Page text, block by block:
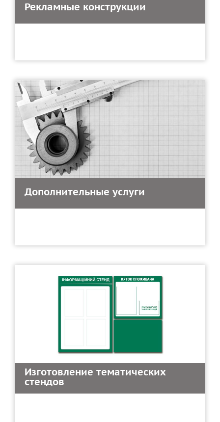
Рекламные конструкции
Дополнительные услуги
Изготовление тематических
стендов